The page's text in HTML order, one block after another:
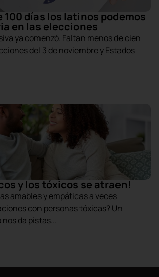
100 días los latinos podemos
en las elecciones
ya comenzó. Faltan menos de cien
del 3 de noviembre y Estados
y los tóxicos se atraen!
amables y empáticas a veces
con personas tóxicas? Un
da pistas...